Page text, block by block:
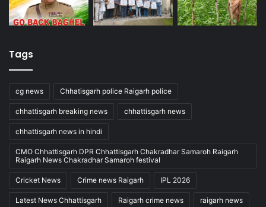
Tags
cg news Chhatisgarh police Raigarh police
chhattisgarh breaking news chhattisgarh news
chhattisgarh news in hindi
CMO Chhattisgarh DPR Chhattisgarh Chakradhar Samaroh Raigarh
Raigarh News Chakradhar Samaroh festival
Cricket News Crime news Raigarh IPL 2026
Latest News Chhattisgarh Raigarh crime news raigarh news